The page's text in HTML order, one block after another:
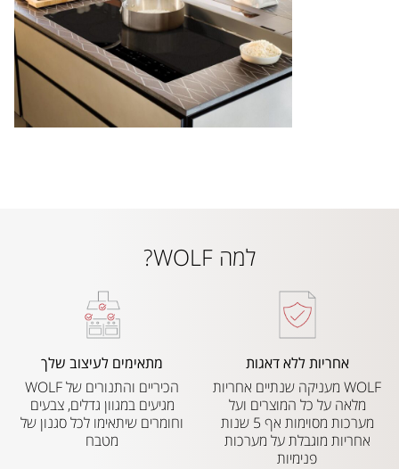
למה WOLF?
אחריות ללא דאגות
WOLF מעניקה שנתיים אחריות
מלאה על כל המוצרים ועל
מערכות מסוימות אף 5 שנות
אחריות מוגבלת על מערכות
פנימיות
מתאימים לעיצוב שלך
הכיריים והתנורים של WOLF
מגיעים במגוון גדלים, צבעים
וחומרים שיתאימו לכל סגנון של
מטבח